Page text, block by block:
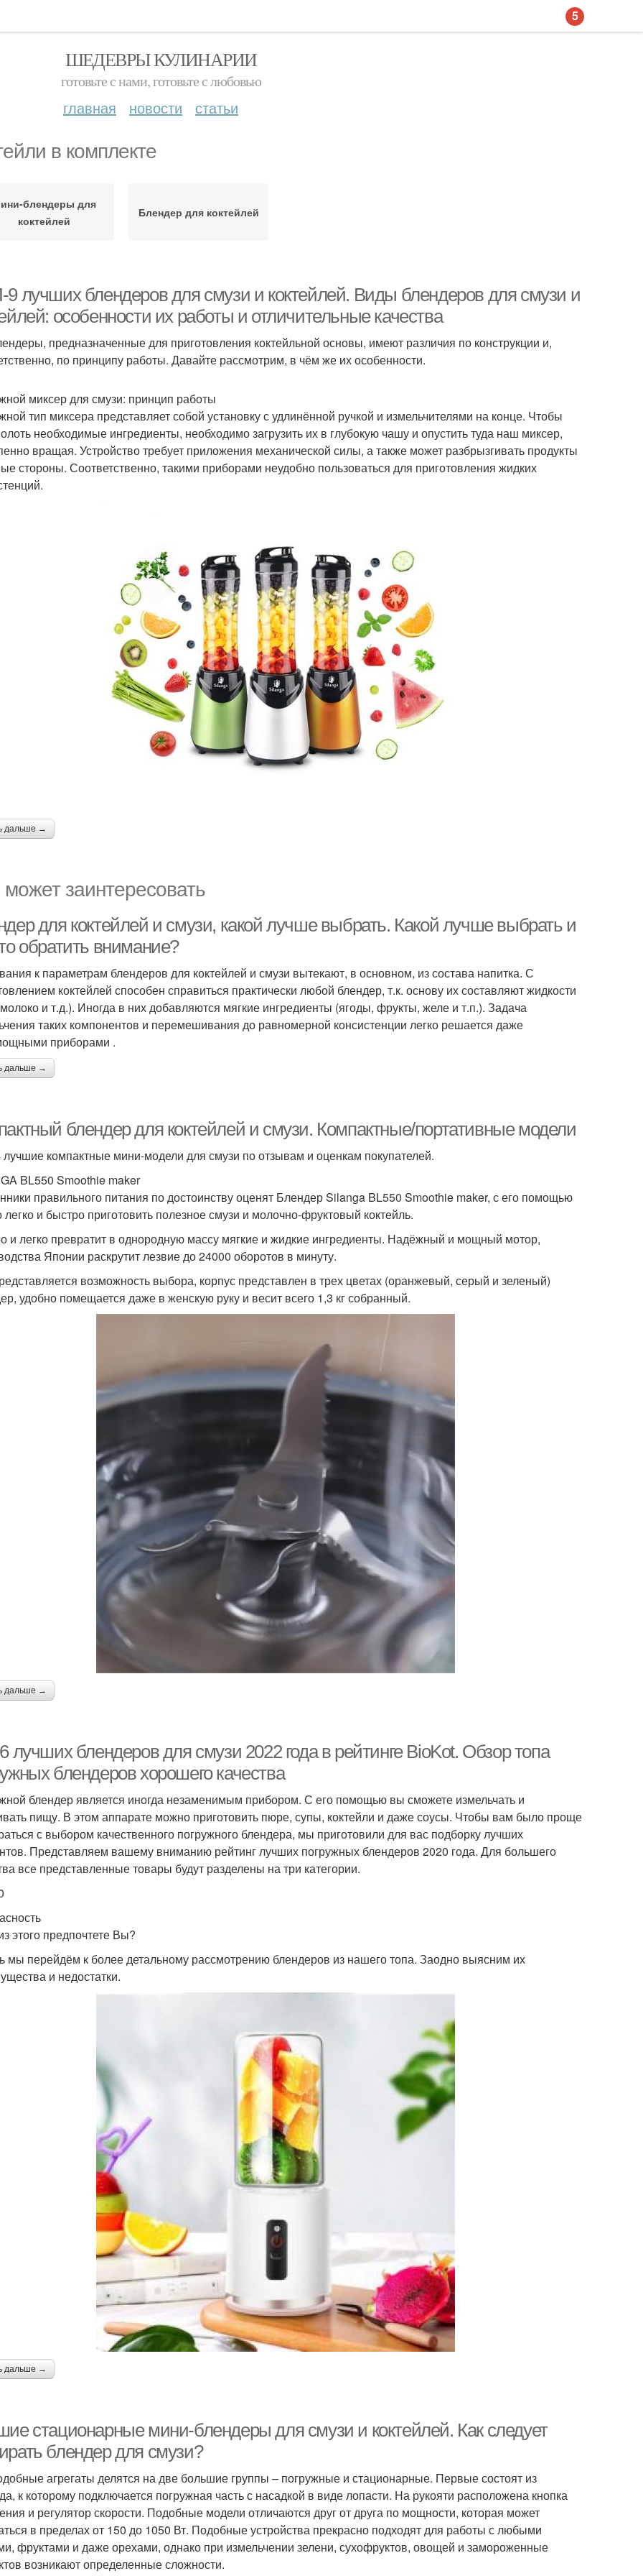
ШЕДЕВРЫ КУЛИНАРИИ
готовьте с нами, готовьте с любовью
главная новости статьи
в комплекте
блендеры для
коктейлей
Блендер для коктейлей
лучших блендеров для смузи и коктейлей. Виды блендеров для смузи и
особенности их работы и отличительные качества
предназначенные для приготовления коктейльной основы, имеют различия по конструкции и,
по принципу работы. Давайте рассмотрим, в чём же их особенности.
миксер для смузи: принцип работы
тип миксера представляет собой установку с удлинённой ручкой и измельчителями на конце. Чтобы
необходимые ингредиенты, необходимо загрузить их в глубокую чашу и опустить туда наш миксер,
вращая. Устройство требует приложения механической силы, а также может разбрызгивать продукты
стороны. Соответственно, такими приборами неудобно пользоваться для приготовления жидких
дальше →
заинтересовать
для коктейлей и смузи, какой лучше выбрать. Какой лучше выбрать и
обратить внимание?
к параметрам блендеров для коктейлей и смузи вытекают, в основном, из состава напитка. С
коктейлей способен справиться практически любой блендер, т.к. основу их составляют жидкости
и т.д.). Иногда в них добавляются мягкие ингредиенты (ягоды, фрукты, желе и т.п.). Задача
таких компонентов и перемешивания до равномерной консистенции легко решается даже
приборами .
дальше →
блендер для коктейлей и смузи. Компактные/портативные модели
компактные мини-модели для смузи по отзывам и оценкам покупателей.
BL550 Smoothie maker
правильного питания по достоинству оценят Блендер Silanga BL550 Smoothie maker, с его помощью
и быстро приготовить полезное смузи и молочно-фруктовый коктейль.
и легко превратит в однородную массу мягкие и жидкие ингредиенты. Надёжный и мощный мотор,
Японии раскрутит лезвие до 24000 оборотов в минуту.
возможность выбора, корпус представлен в трех цветах (оранжевый, серый и зеленый)
удобно помещается даже в женскую руку и весит всего 1,3 кг собранный.
дальше →
лучших блендеров для смузи 2022 года в рейтинге BioKot. Обзор топа
блендеров хорошего качества
блендер является иногда незаменимым прибором. С его помощью вы сможете измельчать и
пищу. В этом аппарате можно приготовить пюре, супы, коктейли и даже соусы. Чтобы вам было проще
с выбором качественного погружного блендера, мы приготовили для вас подборку лучших
Представляем вашему вниманию рейтинг лучших погружных блендеров 2020 года. Для большего
все представленные товары будут разделены на три категории.
этого предпочтете Вы?
мы перейдём к более детальному рассмотрению блендеров из нашего топа. Заодно выясним их
и недостатки.
дальше →
стационарные мини-блендеры для смузи и коктейлей. Как следует
блендер для смузи?
агрегаты делятся на две большие группы – погружные и стационарные. Первые состоят из
к которому подключается погружная часть с насадкой в виде лопасти. На рукояти расположена кнопка
и регулятор скорости. Подобные модели отличаются друг от друга по мощности, которая может
в пределах от 150 до 1050 Вт. Подобные устройства прекрасно подходят для работы с любыми
фруктами и даже орехами, однако при измельчении зелени, сухофруктов, овощей и замороженные
возникают определенные сложности.
5